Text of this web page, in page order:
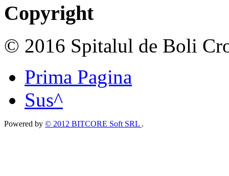
Copyright
© 2016 Spitalul de Boli
Prima Pagina
Sus^
Powered by © 2012 BITCORE Soft SRL .